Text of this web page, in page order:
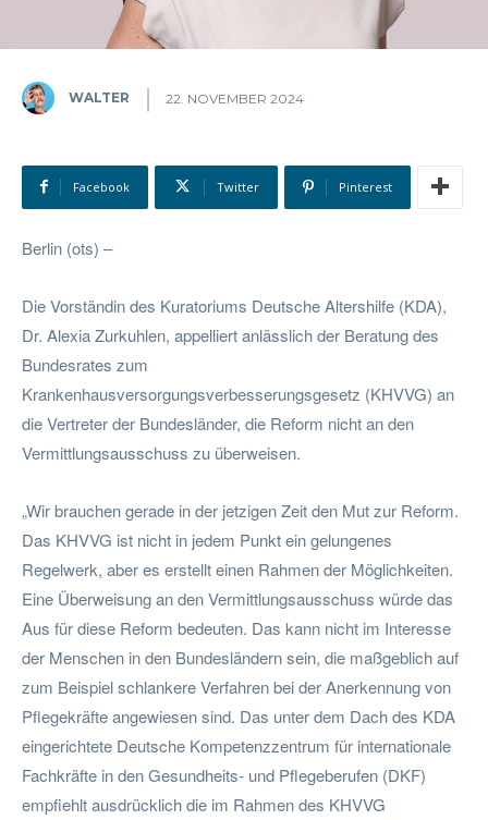
WALTER 22. NOVEMBER 2024
Facebook Twitter Pinterest
Berlin (ots) –
Die Vorständin des Kuratoriums Deutsche Altershilfe (KDA),
Dr. Alexia Zurkuhlen, appelliert anlässlich der Beratung des
Bundesrates zum
Krankenhausversorgungsverbesserungsgesetz (KHVVG) an
die Vertreter der Bundesländer, die Reform nicht an den
Vermittlungsausschuss zu überweisen.
„Wir brauchen gerade in der jetzigen Zeit den Mut zur Reform.
Das KHVVG ist nicht in jedem Punkt ein gelungenes
Regelwerk, aber es erstellt einen Rahmen der Möglichkeiten.
Eine Überweisung an den Vermittlungsausschuss würde das
Aus für diese Reform bedeuten. Das kann nicht im Interesse
der Menschen in den Bundesländern sein, die maßgeblich auf
zum Beispiel schlankere Verfahren bei der Anerkennung von
Pflegekräfte angewiesen sind. Das unter dem Dach des KDA
eingerichtete Deutsche Kompetenzzentrum für internationale
Fachkräfte in den Gesundheits- und Pflegeberufen (DKF)
empfiehlt ausdrücklich die im Rahmen des KHVVG